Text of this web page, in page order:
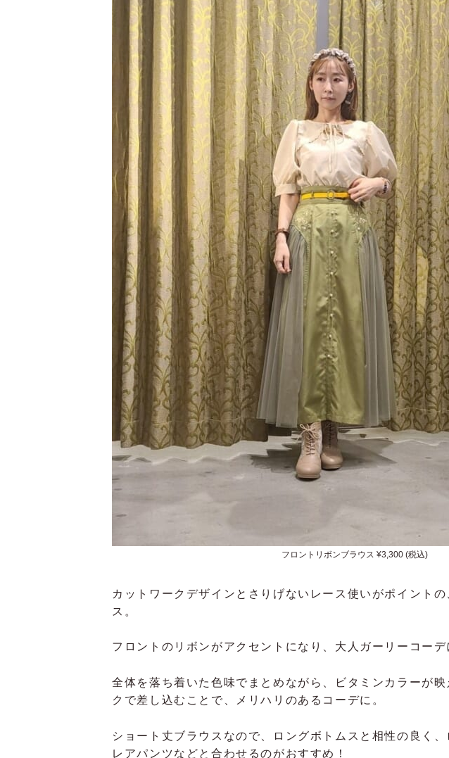
フロントリボンブラウス ¥3,300 (税込)
カットワークデザインとさりげないレース使いがポイントの
ス。
フロントのリボンがアクセントになり、大人ガーリーコー
全体を落ち着いた色味でまとめながら、ビタミンカラーが
クで差し込むことで、メリハリのあるコーデに。
ショート丈ブラウスなので、
ロングボトムスと相性の良く
レアパンツなどと合わせるのがおすすめ！